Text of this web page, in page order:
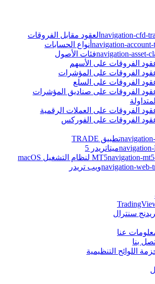
العقود مقابل الفروقات
أنواع الحسابات
فئات الأصول
الفروقات على الأسهم
الفروقات على المؤشرات
الفروقات على السلع
الفروقات على صناديق المؤشرات
المتداولة
الفروقات على العملات الرقمية
الفروقات على الفوركس
تطبيق TRADE
ميتاتريدر 5
MT5 لنظام التشغيل macOS
ويب تريدر
سنترال
عنا
بنا
اللوائح التنظيمية